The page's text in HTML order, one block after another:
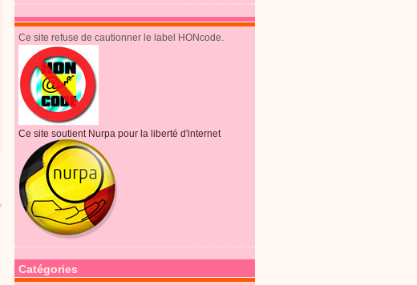
Ce site refuse de cautionner le label HONcode.
Ce site soutient Nurpa pour la liberté d'internet
Catégories